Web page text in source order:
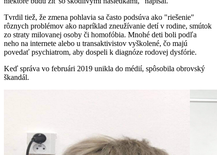
Tvrdil tiež, že zmena pohlavia sa často podsúva ako "riešenie"
rôznych problémov ako napríklad zneužívanie detí v rodine, smútok
zo straty milovanej osoby či homofóbia. Mnohé deti boli podľa
neho na internete alebo u transaktivistov vyškolené, čo majú
povedať psychiatrom, aby dospeli k diagnóze rodovej dysfórie.
Keď správa vo februári 2019 unikla do médií, spôsobila obrovský
škandál.